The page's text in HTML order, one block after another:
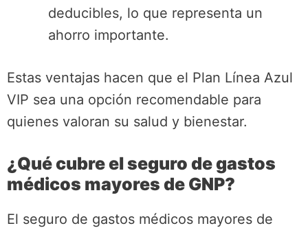
deducibles, lo que representa un
ahorro importante.
Estas ventajas hacen que el Plan Línea Azul
VIP sea una opción recomendable para
quienes valoran su salud y bienestar.
¿Qué cubre el seguro de gastos
médicos mayores de GNP?
El seguro de gastos médicos mayores de